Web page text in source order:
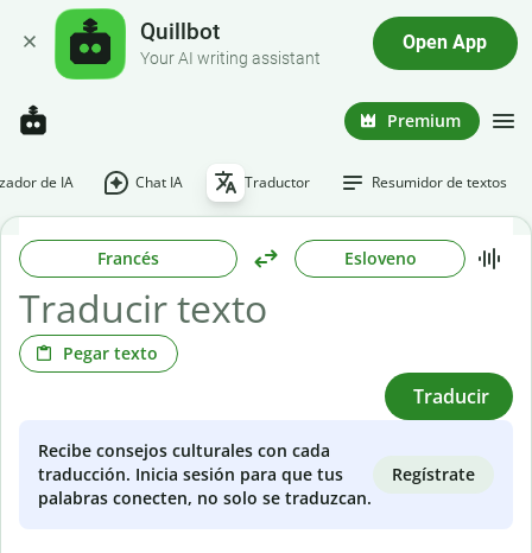
Quillbot
Your AI writing assistant
Open App
Premium
de IA Chat IA Traductor Resumidor de textos
Francés Esloveno
Pegar texto
Traducir
Recibe consejos culturales con cada
traducción. Inicia sesión para que tus
palabras conecten, no solo se traduzcan.
Regístrate